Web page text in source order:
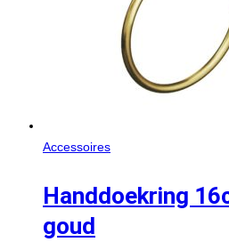
Accessoires
Handdoekring
goud